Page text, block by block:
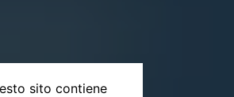
sito contiene